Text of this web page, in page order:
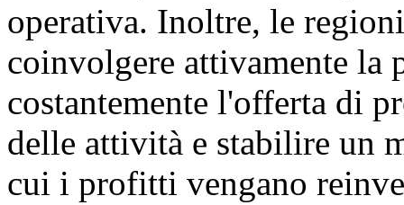
operativa. Inoltre, le
coinvolgere attivamente la
costantemente l'offerta di
delle attività e stabilire un
cui i profitti vengano